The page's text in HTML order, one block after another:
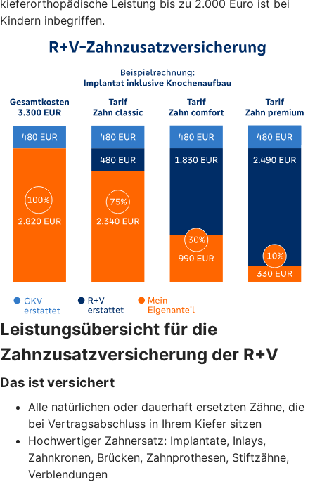
kieferorthopädische Leistung bis zu 2.000 Euro ist bei
Kindern inbegriffen.
Leistungsübersicht für die
Zahnzusatzversicherung der R+V
Das ist versichert
Alle natürlichen oder dauerhaft ersetzten Zähne, die
bei Vertragsabschluss in Ihrem Kiefer sitzen
Hochwertiger Zahnersatz: Implantate, Inlays,
Zahnkronen, Brücken, Zahnprothesen, Stiftzähne,
Verblendungen